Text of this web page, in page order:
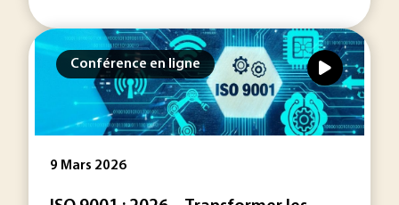
Conférence en ligne
9 Mars 2026